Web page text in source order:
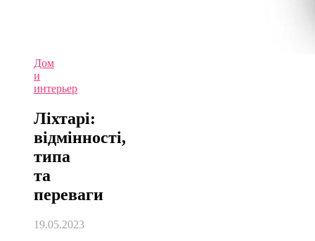
Дом
и
интерьер
Ліхтарі:
відмінності,
типа
та
переваги
19.05.2023